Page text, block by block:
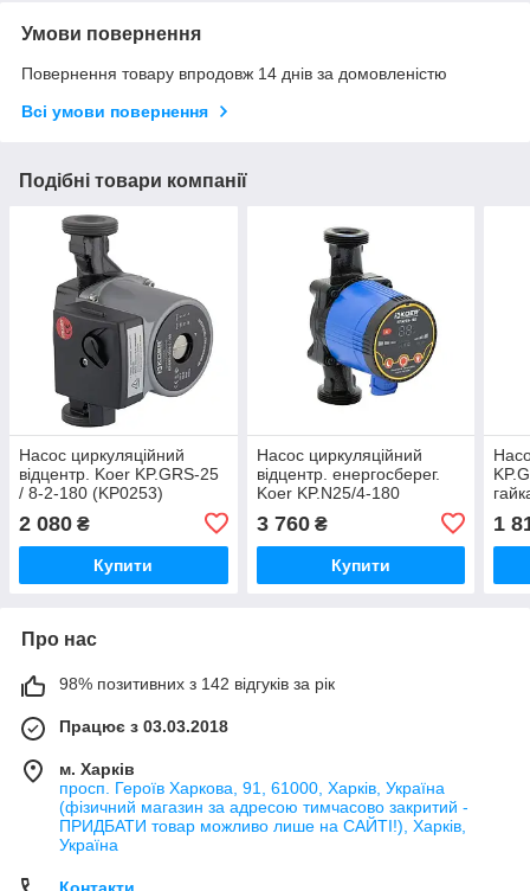
Умови повернення
Повернення товару впродовж 14 днів за домовленістю
Всі умови повернення
Подібні товари компанії
Насос циркуляційний
відцентр. Koer KP.GRS-25
/ 8-2-180 (KP0253)
2 080 ₴
Купити
Насос циркуляційний
відцентр. енергосберег.
Koer KP.N25/4-180
3 760₴
Купити
1
Про нас
98% позитивних з 142 відгуків за рік
Працює з 03.03.2018
м. Харків
просп. Героїв Харкова, 91, 61000, Харків, Україна
(фізичний магазин за адресою тимчасово закритий -
ПРИДБАТИ товар можливо лише на САЙТІ!), Харків,
Україна
Контакти